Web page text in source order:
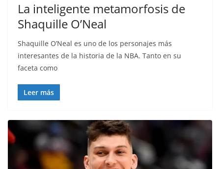
La inteligente metamorfosis de
Shaquille O’Neal
Shaquille O’Neal es uno de los personajes más
interesantes de la historia de la NBA. Tanto en su
faceta como
Leer más